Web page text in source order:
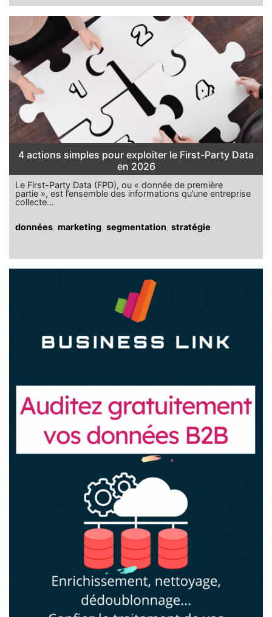
4 actions simples pour exploiter le First-Party Data
en 2026
Le First-Party Data (FPD), ou « donnée de première
partie », est l’ensemble des informations qu’une entreprise
collecte…
données, marketing, segmentation, stratégie